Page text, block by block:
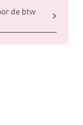
de btw